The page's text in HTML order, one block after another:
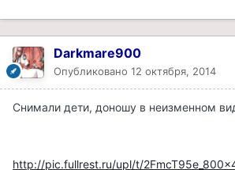
Darkmare900
Опубликовано 12 октября, 2014
Снимали дети, доношу в неизменном
http://pic.fullrest.ru/upl/t/